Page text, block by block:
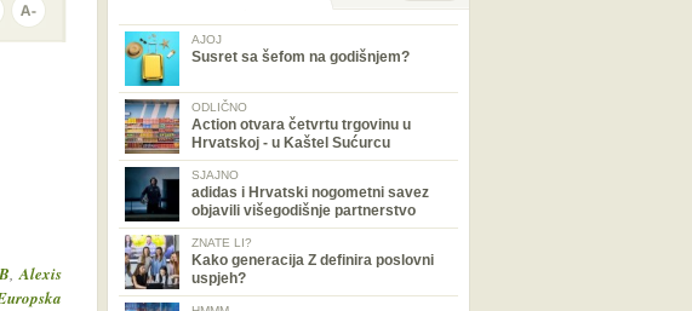
,Alexis
AJOJ
Susret sa šefom na godišnjem?
ODLIČNO
Action otvara četvrtu trgovinu u
Hrvatskoj - u Kaštel Sućurcu
SJAJNO
adidas i Hrvatski nogometni savez
objavili višegodišnje partnerstvo
ZNATE LI?
Kako generacija Z definira poslovni
uspjeh?